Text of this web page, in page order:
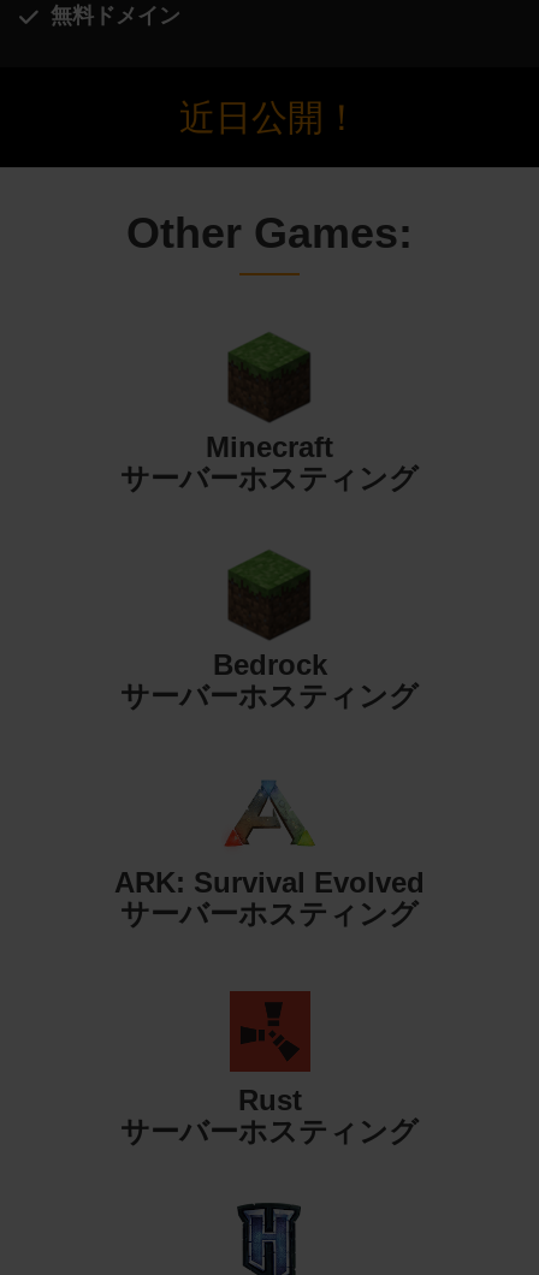
無料ドメイン
近日公開！
Other Games:
Minecraft
サーバーホスティング
Bedrock
サーバーホスティング
ARK: Survival Evolved
サーバーホスティング
Rust
サーバーホスティング